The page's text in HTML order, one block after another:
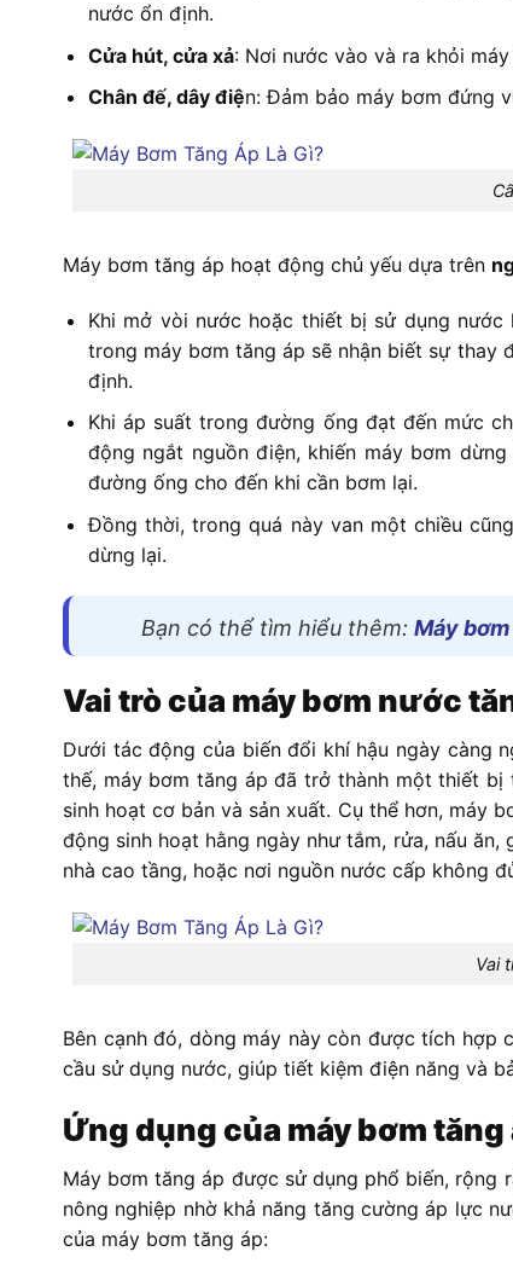
nước ổn định.
Cửa hút, cửa xả: Nơi nước vào và ra khỏi máy
Chân đế, dây điện: Đảm bảo máy bơm đứng
Máy bơm tăng áp hoạt động chủ yếu dựa trên
Khi mở vòi nước hoặc thiết bị sử dụng
trong máy bơm tăng áp sẽ nhận biết sự thay
định.
Khi áp suất trong đường ống đạt đến mức
động ngắt nguồn điện, khiến máy bơm
đường ống cho đến khi cần bơm lại.
Đồng thời, trong quá này van một chiều
dừng lại.
Bạn có thể tìm hiểu thêm: Máy
Vai trò của máy bơm nước
Dưới tác động của biến đổi khí hậu ngày càng
thế, máy bơm tăng áp đã trở thành một thiết
sinh hoạt cơ bản và sản xuất. Cụ thể hơn, máy
động sinh hoạt hằng ngày như tắm, rửa, nấu
nhà cao tầng, hoặc nơi nguồn nước cấp không
Vai
Bên cạnh đó, dòng máy này còn được tích
cầu sử dụng nước, giúp tiết kiệm điện năng và
Ứng dụng của máy bơm
Máy bơm tăng áp được sử dụng phổ biến, rộng
nông nghiệp nhờ khả năng tăng cường áp lực
của máy bơm tăng áp: